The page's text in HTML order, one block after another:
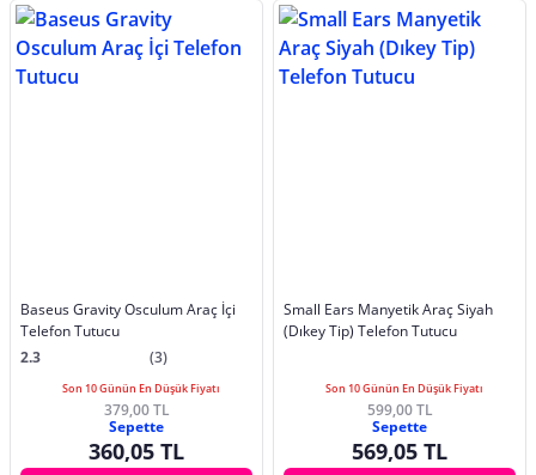
Baseus Gravity Osculum Araç İçi
Telefon Tutucu
2.3
(3)
Son 10 Günün En Düşük Fiyatı
379,00 TL
Sepette
360,05 TL
Small Ears Manyetik Araç Siyah
(Dıkey Tip) Telefon Tutucu
Son 10 Günün En Düşük Fiyatı
599,00 TL
Sepette
569,05 TL